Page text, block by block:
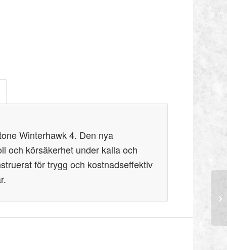
Winterhawk 4. Den nya
och körsäkerhet under kalla och
för trygg och kostnadseffektiv